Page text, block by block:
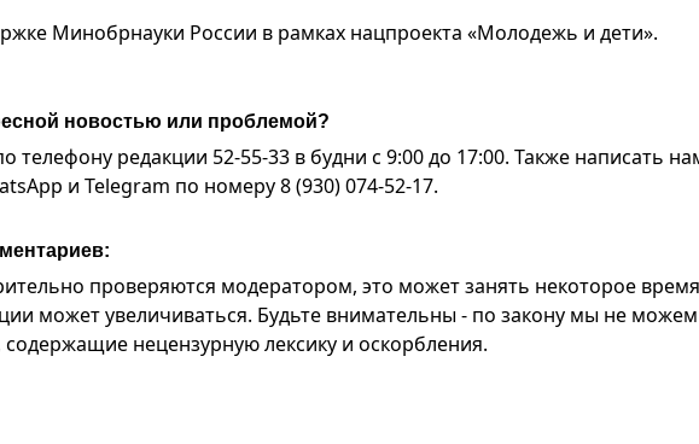
Минобрнауки России в рамках нацпроекта «Молодежь и дети».
новостью или проблемой?
телефону редакции 52-55-33 в будни с 9:00 до 17:00. Также написать
и Telegram по номеру 8 (930) 074-52-17.
проверяются модератором, это может занять некоторое
может увеличиваться. Будьте внимательны - по закону мы не можем
нецензурную лексику и оскорбления.